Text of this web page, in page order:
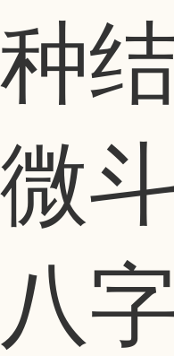
种
微
八